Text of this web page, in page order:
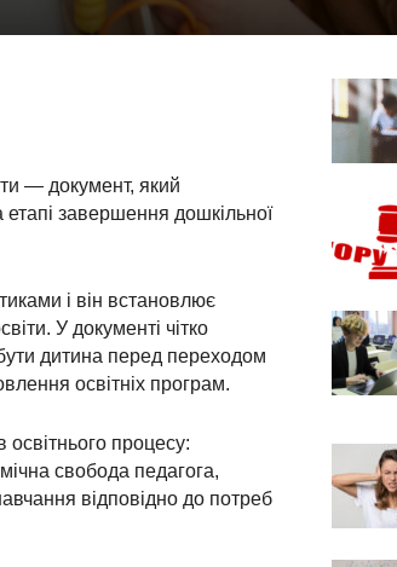
— документ, який
етапі завершення дошкільної
і він встановлює
У документі чітко
дитина перед переходом
освітніх програм.
освітнього процесу:
свобода педагога,
відповідно до потреб